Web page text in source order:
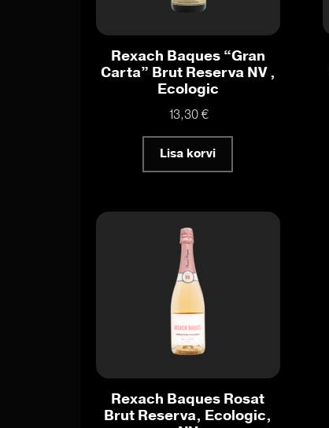
Rexach Baques “Gran
Carta” Brut Reserva NV ,
Ecologic
13,30€
Lisa korvi
Rexach Baques Rosat
Brut Reserva, Ecologic,